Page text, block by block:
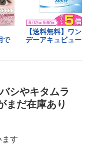
シやキタムラ
まだ在庫あり
す